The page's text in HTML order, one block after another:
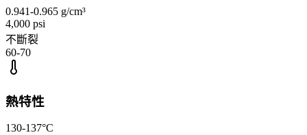
0.941-0.965 g/cm³
4,000 psi
不斷裂
60-70
熱特性
130-137°C